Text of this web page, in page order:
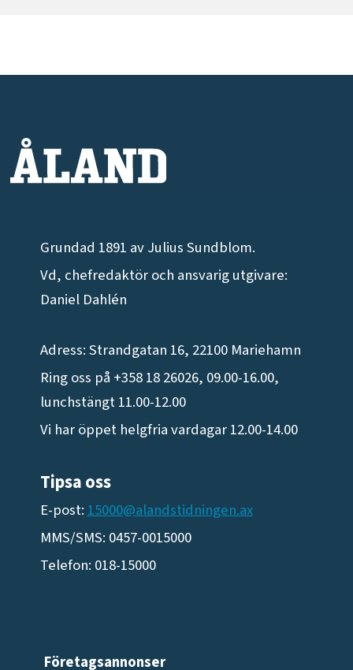
Grundad 1891 av Julius Sundblom.
Vd, chefredaktör och ansvarig utgivare:
Daniel Dahlén
Adress: Strandgatan 16, 22100 Mariehamn
Ring oss på +358 18 26026, 09.00-16.00,
lunchstängt 11.00-12.00
Vi har öppet helgfria vardagar 12.00-14.00
Tipsa oss
E-post:15000@alandstidningen.ax
MMS/SMS: 0457-0015000
Telefon: 018-15000
Företagsannonser